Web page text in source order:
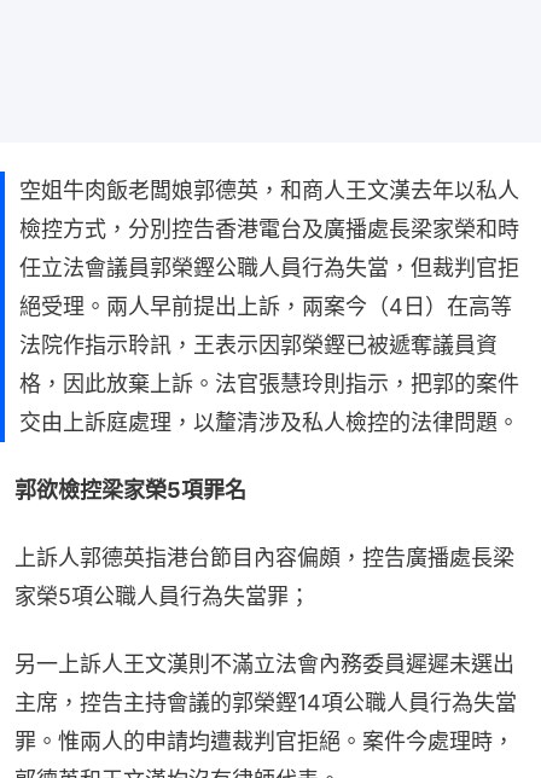
空姐牛肉飯老闆娘郭德英，和商人王文漢去年以私人
檢控方式，分別控告香港電台及廣播處長梁家榮和時
任立法會議員郭榮鏗公職人員行為失當，但裁判官拒
絕受理。兩人早前提出上訴，兩案今（4日）在高等
法院作指示聆訊，王表示因郭榮鏗已被遞奪議員資
格，因此放棄上訴。法官張慧玲則指示，把郭的案件
交由上訴庭處理，以釐清涉及私人檢控的法律問題。
郭欲檢控梁家榮5項罪名
上訴人郭德英指港台節目內容偏頗，控告廣播處長梁
家榮5項公職人員行為失當罪；
另一上訴人王文漢則不滿立法會內務委員遲遲未選出
主席，控告主持會議的郭榮鏗14項公職人員行為失當
罪。惟兩人的申請均遭裁判官拒絕。案件今處理時，